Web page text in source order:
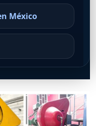
México